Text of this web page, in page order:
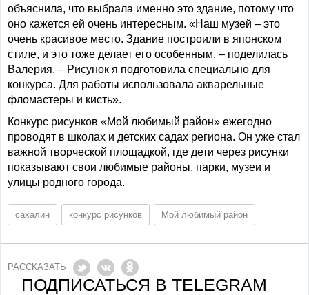
объяснила, что выбрала именно это здание, потому что
оно кажется ей очень интересным. «Наш музей – это
очень красивое место. Здание построили в японском
стиле, и это тоже делает его особенным, – поделилась
Валерия. – Рисунок я подготовила специально для
конкурса. Для работы использовала акварельные
фломастеры и кисть».
Конкурс рисунков «Мой любимый район» ежегодно
проводят в школах и детских садах региона. Он уже стал
важной творческой площадкой, где дети через рисунки
показывают свои любимые районы, парки, музеи и
улицы родного города.
сахалин конкурс рисунков Мой любимый район
РАССКАЗАТЬ
ПОДПИСАТЬСЯ В TELEGRAM